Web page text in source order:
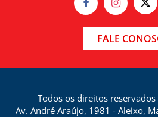
FALE
Todos os direitos
Av. André Araújo, 1981 - Aleixo,